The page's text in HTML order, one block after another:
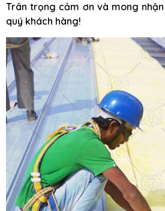
Trân trọng cảm ơn và mong
quý khách hàng!